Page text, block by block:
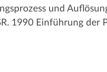
und
1990 Einführung